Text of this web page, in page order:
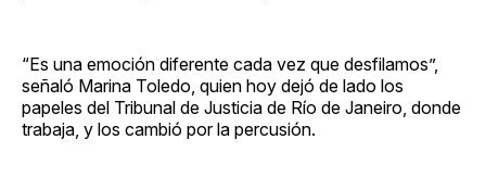
“Es una emoción diferente cada vez que desfilamos”,
señaló Marina Toledo, quien hoy dejó de lado los
papeles del Tribunal de Justicia de Río de Janeiro, donde
trabaja, y los cambió por la percusión.